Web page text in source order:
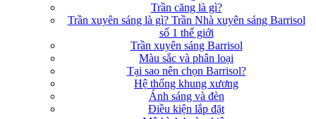
Trần căng là gì?
Trần xuyên sáng là gì? Trần Nhà xuyên sáng Barrisol
số 1 thế giới
Trần xuyên sáng Barrisol
Màu sắc và phân loại
Tại sao nên chọn Barrisol?
Hệ thống khung xương
Ánh sáng và đèn
Điều kiện lắp đặt